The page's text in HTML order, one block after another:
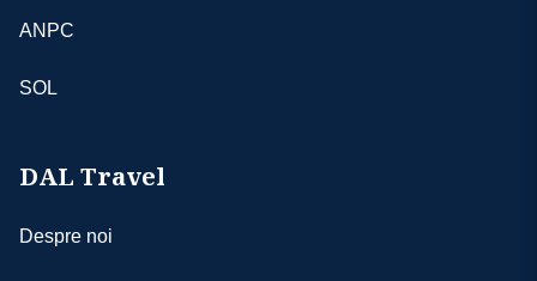
transport care îi va duce şi îi va aduce la hotelul
excursiilor opţionale nu sunt incluse intrările la
pierderea bagajelor sau a obiectelor personale,
- în cazul în care turistul întârzie sau renunţă la
ANPC
SOL
DAL Travel
Despre noi